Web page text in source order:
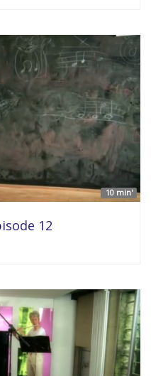
10 min'
12